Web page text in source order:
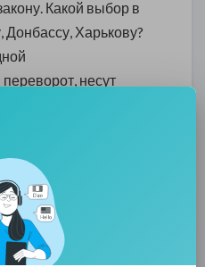
Какой выбор в
Донбассу, Харькову?
несут
тем более за то, что
и тем самым
любви к которой они
сих пор".